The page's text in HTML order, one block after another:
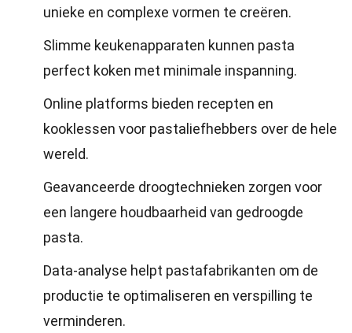
unieke en complexe vormen te creëren.
Slimme keukenapparaten kunnen pasta
perfect koken met minimale inspanning.
Online platforms bieden recepten en
kooklessen voor pastaliefhebbers over de hele
wereld.
Geavanceerde droogtechnieken zorgen voor
een langere houdbaarheid van gedroogde
pasta.
Data-analyse helpt pastafabrikanten om de
productie te optimaliseren en verspilling te
verminderen.